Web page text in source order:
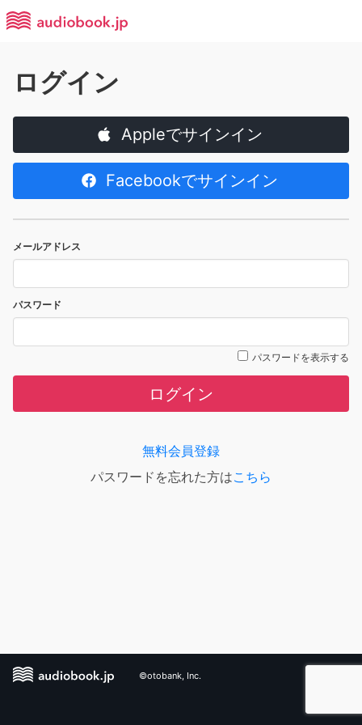
ログイン
Appleでサインイン
Facebookでサインイン
メールアドレス
パスワード
パスワードを表示する
ログイン
無料会員登録
パスワードを忘れた方はこちら
©otobank, Inc.